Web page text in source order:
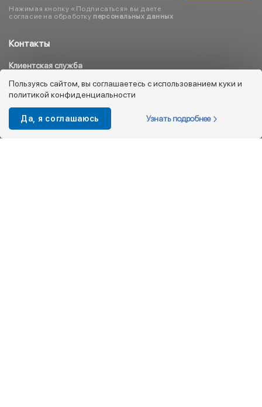
Контакты
Клиентская служба
8 800 333 08 45
info@kotofey.ru
Магазины в Москва (50)
Нажимая кнопку «Подписаться» вы даете
согласие на обработку персональных данных
Пользуясь сайтом, вы соглашаетесь с использованием куки и
политикой конфиденциальности
Да, я соглашаюсь Узнать подробнее